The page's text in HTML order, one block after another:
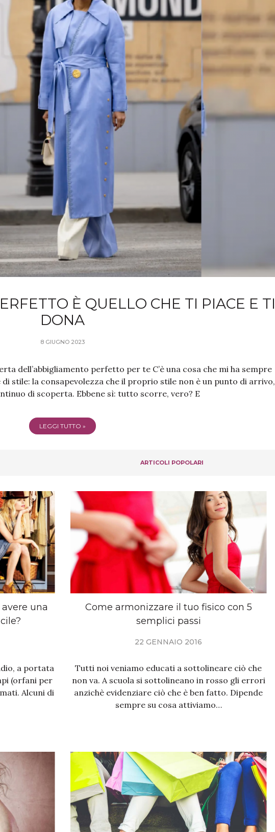
È QUELLO CHE TI PIACE E TI
DONA
8 GIUGNO 2023
dell’abbigliamento perfetto per te C’è una cosa che mi ha sempre
stile: la consapevolezza che il proprio stile non è un punto di arrivo,
di scoperta. Ebbene sì: tutto scorre, vero? E
LEGGI TUTTO »
ARTICOLI POPOLARI
una
a portata
(orfani per
Alcuni di
Come armonizzare il tuo fisico con 5
semplici passi
22 GENNAIO 2016
Tutti noi veniamo educati a sottolineare ciò che
non va. A scuola si sottolineano in rosso gli error​i
anzichè evidenziare ciò che è ben fatto. Dipende
sempre su cosa attiviamo…